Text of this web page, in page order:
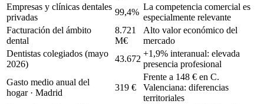
Empresas y clínicas dentales
privadas
99,4%
La competencia comercial es
especialmente relevante
Facturación del ámbito
dental
8.721
M€
Alto valor económico del
mercado
Dentistas colegiados (mayo
2026)
43.672
+1,9% interanual: elevada
presencia profesional
Gasto medio anual del
hogar · Madrid
319 €
Frente a 148 € en C.
Valenciana: diferencias
territoriales